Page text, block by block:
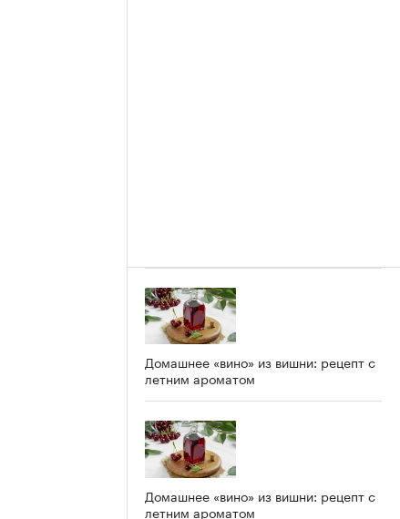
Домашнее «вино» из вишни: рецепт с
летним ароматом
Домашнее «вино» из вишни: рецепт с
летним ароматом